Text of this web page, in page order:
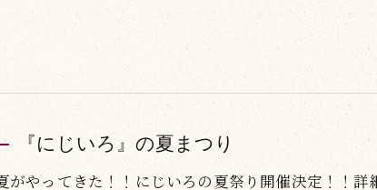
『にじいろ』の夏まつり
がやってきた！！にじいろの夏祭り開催決定！！